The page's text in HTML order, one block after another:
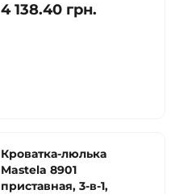
4 138.40 грн.
Кроватка-люлька
Mastela 8901
приставная, 3-в-1,